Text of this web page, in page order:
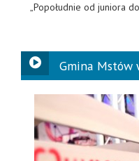
„Popołudnie od juniora
Gmina Mstów